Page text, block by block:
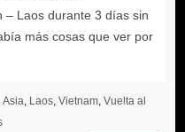
Asia Laos Vietnam Vuelta al